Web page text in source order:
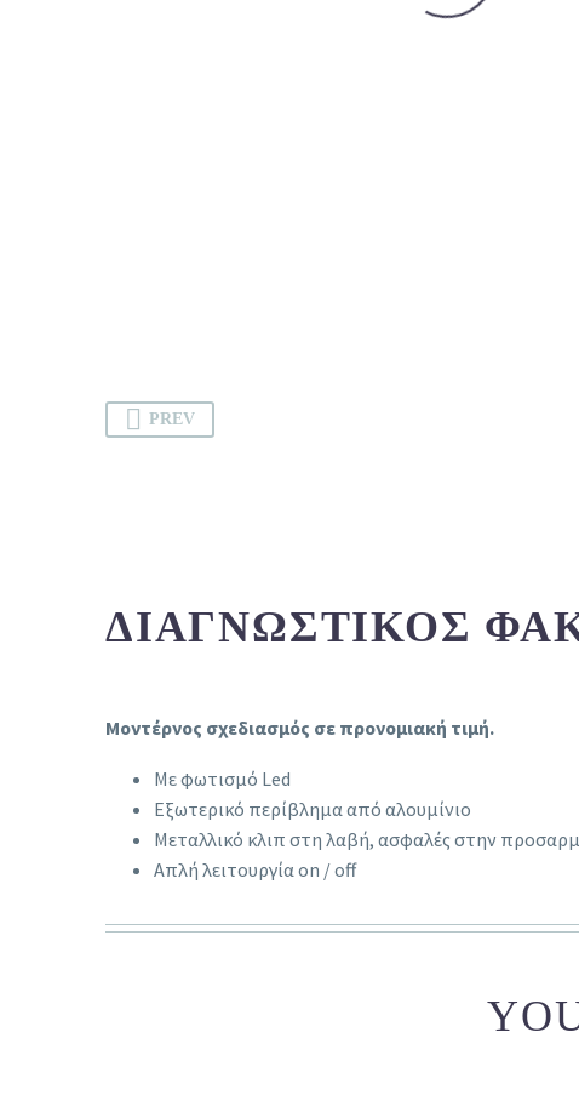
PREV
ΔΙΑΓΝΩΣΤΙΚΌΣ
Μοντέρνος σχεδιασμός σε προνομιακή τιμή.
Με φωτισμό Led
Εξωτερικό περίβλημα από αλουμίνιο
Μεταλλικό κλιπ στη λαβή, ασφαλές στην
Απλή λειτουργία on / off